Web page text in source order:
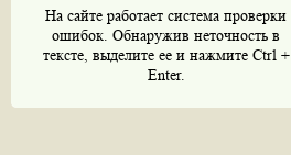
На сайте работает система проверки
ошибок. Обнаружив неточность в
тексте, выделите ее и нажмите Ctrl +
Enter.